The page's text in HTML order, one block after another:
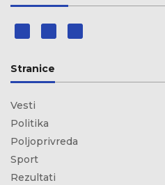
Stranice
Vesti
Politika
Poljoprivreda
Sport
Rezultati